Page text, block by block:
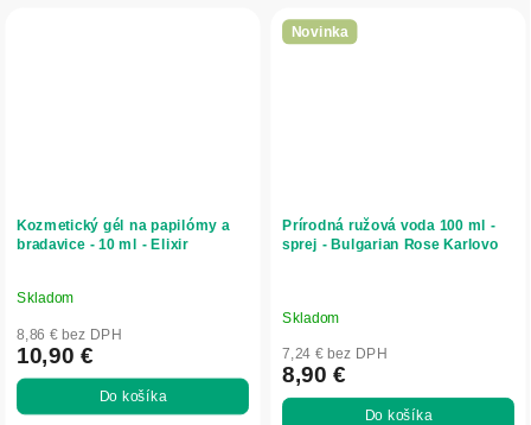
Kozmetický gél na papilómy a
bradavice - 10 ml - Elixir
Priemerné
hodnotenie
produktu
je
5,0
Skladom
8,86 € bez DPH
10,90 €
Do košíka
Novinka
Prírodná ružová voda 100 ml -
sprej - Bulgarian Rose Karlovo
Skladom
7,24 € bez DPH
8,90 €
Do košíka